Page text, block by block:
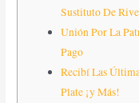
Sustituto De
Unión Por La
Pago
Recibí Las
Plate ¡y Más!